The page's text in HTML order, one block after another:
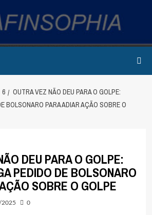
6
OUTRA VEZ NÃO DEU PARA O GOLPE:
BOLSONARO PARA ADIAR AÇÃO SOBRE O
DEU PARA O GOLPE:
PEDIDO DE BOLSONARO
SOBRE O GOLPE
0